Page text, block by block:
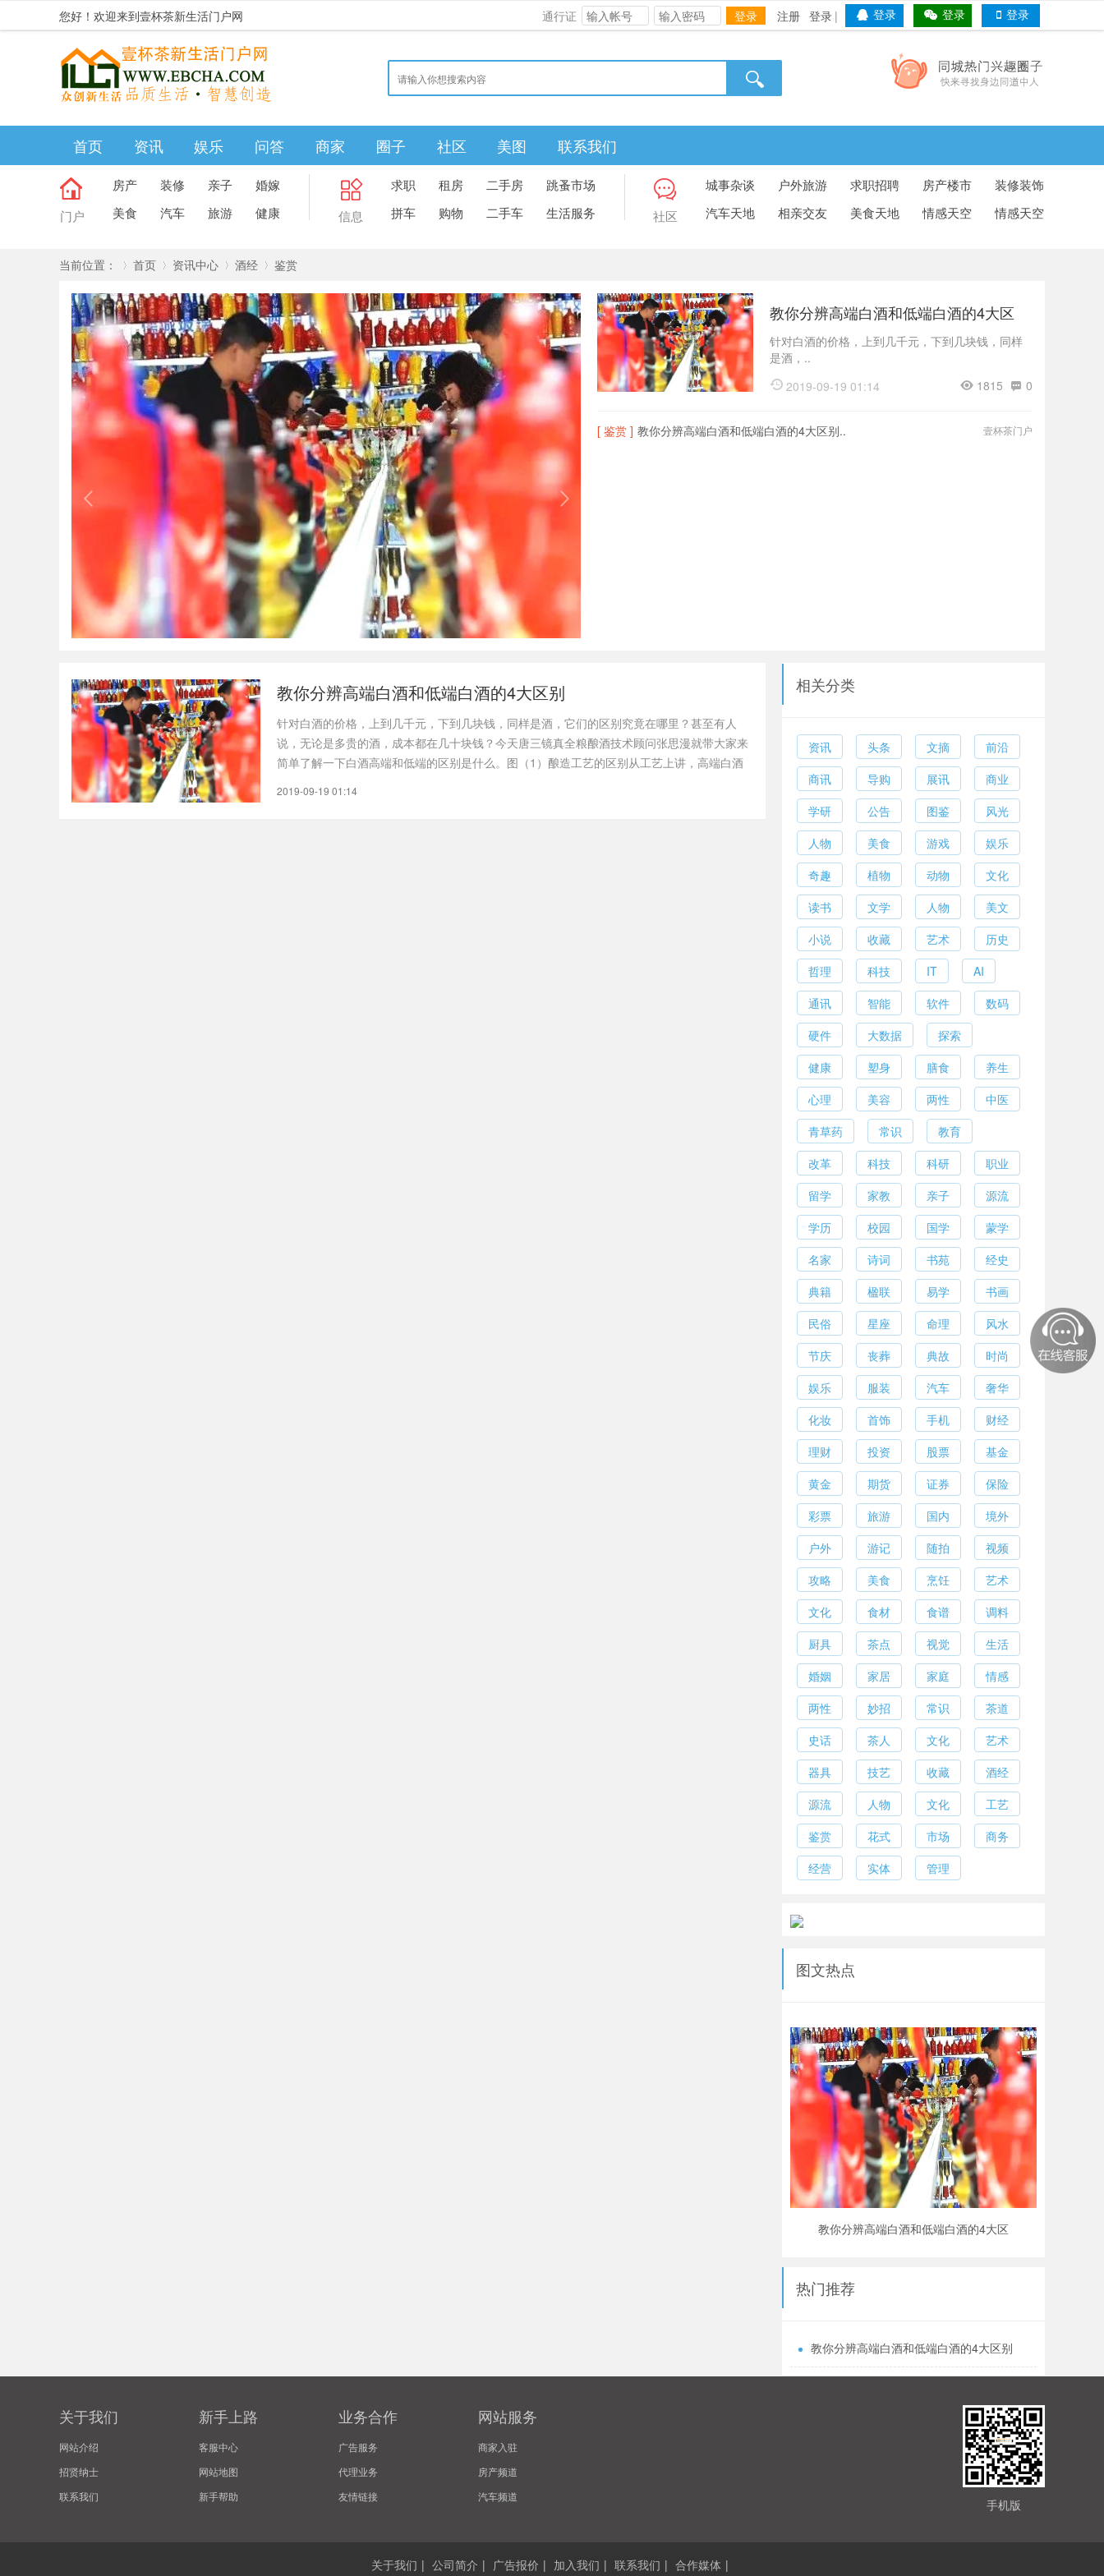
您好！欢迎来到壹杯茶新生活门户网 通行证 登录 注册 |
登录 登录 登录 登录
首页 资讯 娱乐 问答 商家 圈子 社区 美图 联系我们
门户
房产 装修 亲子
婚嫁
美食
汽车 旅游 健康 信息
求职 租房 二手房
跳蚤市场
拼车
购物 二手车 生活服务 社区
城事杂谈 户外旅游 求职招聘 房产楼市
装修装饰
汽车天地
相亲交友 美食天地 情感天空 情感天空
当前位置：
»
首页
›
资讯中心
›
酒经 鉴赏
教你分辨高端白酒和低端白酒的4大区
别..
针对白酒的价格，上到几千元，下到几块钱，同样
是酒，..
2019-09-19 01:14
0
1815
[ 鉴赏 ] 教你分辨高端白酒和低端白酒的4大区别.. 壹杯茶门户
教你分辨高端白酒和低端白酒的4大区别
针对白酒的价格，上到几千元，下到几块钱，同样是酒，它们的区别究竟在哪里？甚至有人
说，无论是多贵的酒，成本都在几十块钱？今天唐三镜真全粮酿酒技术顾问张思漫就带大家来
简单了解一下白酒高端和低端的区别是什么。图（1）酿造工艺的区别从工艺上讲，高端白酒
2019-09-19 01:14
相关分类
资讯 头条 文摘
前沿
商讯
导购 展讯
商业
学研
公告 图鉴
风光
人物
美食 游戏
娱乐
奇趣
植物 动物
文化
读书
文学 人物
美文
小说
收藏 艺术
历史
哲理
科技 IT
AI
通讯
智能 软件
数码
硬件
大数据
探索
健康
塑身 膳食
养生
心理
美容 两性
中医
青草药
常识
教育
改革
科技 科研
职业
留学
家教 亲子
源流
学历
校园 国学
蒙学
名家
诗词 书苑
经史
典籍
楹联 易学
书画
民俗
星座 命理
风水
节庆
丧葬 典故
时尚
娱乐
服装 汽车
奢华
化妆
首饰 手机
财经
理财
投资 股票
基金
黄金
期货 证券
保险
彩票
旅游 国内
境外
户外
游记 随拍
视频
攻略
美食 烹饪
艺术
文化
食材 食谱
调料
厨具
茶点 视觉
生活
婚姻
家居 家庭
情感
两性
妙招 常识
茶道
史话
茶人 文化
艺术
器具
技艺 收藏
酒经
源流
人物 文化
工艺
鉴赏
花式 市场
商务
经营
实体 管理
图文热点
教你分辨高端白酒和低端白酒的4大区
热门推荐
教你分辨高端白酒和低端白酒的4大区别
关于我们
网站介绍
招贤纳士
联系我们
新手上路
客服中心
网站地图
新手帮助
业务合作
广告服务
代理业务
友情链接
网站服务
商家入驻
房产频道
汽车频道
手机版
关于我们 | 公司简介 | 广告报价 | 加入我们 | 联系我们 | 合作媒体 |